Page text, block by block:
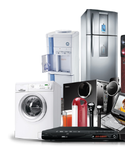
Elektro
OK